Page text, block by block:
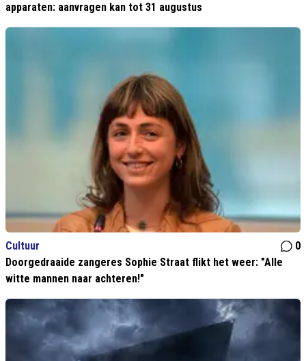
apparaten: aanvragen kan tot 31 augustus
Cultuur
0
Doorgedraaide zangeres Sophie Straat flikt het weer: "Alle
witte mannen naar achteren!"